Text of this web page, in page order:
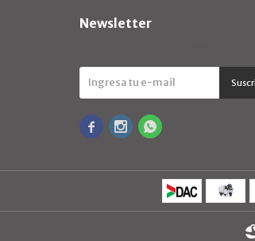
Newsletter
  